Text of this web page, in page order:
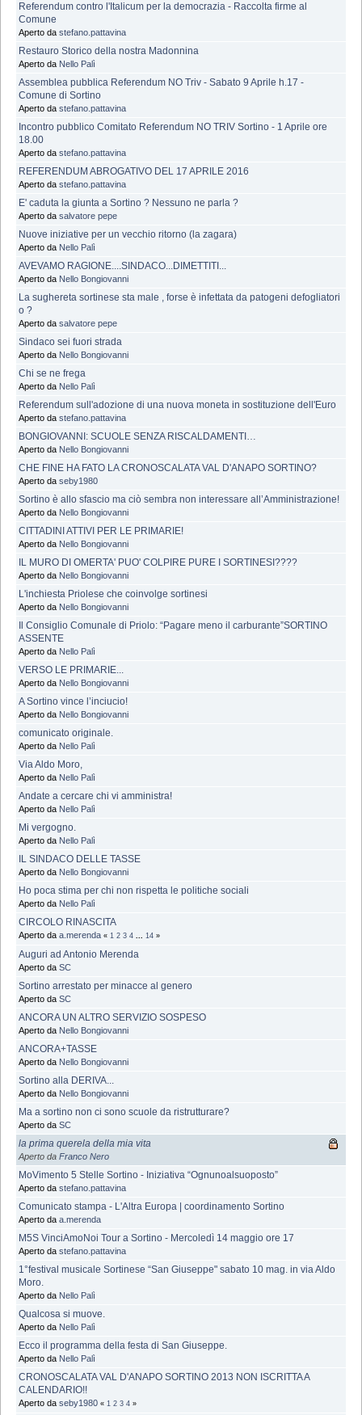
Referendum contro l'Italicum per la democrazia - Raccolta firme al
Comune
Aperto da stefano.pattavina
Restauro Storico della nostra Madonnina
Aperto da Nello Palì
Assemblea pubblica Referendum NO Triv - Sabato 9 Aprile h.17 -
Comune di Sortino
Aperto da stefano.pattavina
Incontro pubblico Comitato Referendum NO TRIV Sortino - 1 Aprile ore
18.00
Aperto da stefano.pattavina
REFERENDUM ABROGATIVO DEL 17 APRILE 2016
Aperto da stefano.pattavina
E' caduta la giunta a Sortino ? Nessuno ne parla ?
Aperto da salvatore pepe
Nuove iniziative per un vecchio ritorno (la zagara)
Aperto da Nello Palì
AVEVAMO RAGIONE....SINDACO...DIMETTITI...
Aperto da Nello Bongiovanni
La sughereta sortinese sta male , forse è infettata da patogeni defogliatori
o ?
Aperto da salvatore pepe
Sindaco sei fuori strada
Aperto da Nello Bongiovanni
Chi se ne frega
Aperto da Nello Palì
Referendum sull'adozione di una nuova moneta in sostituzione dell'Euro
Aperto da stefano.pattavina
BONGIOVANNI: SCUOLE SENZA RISCALDAMENTI…
Aperto da Nello Bongiovanni
CHE FINE HA FATO LA CRONOSCALATA VAL D'ANAPO SORTINO?
Aperto da seby1980
Sortino è allo sfascio ma ciò sembra non interessare all’Amministrazione!
Aperto da Nello Bongiovanni
CITTADINI ATTIVI PER LE PRIMARIE!
Aperto da Nello Bongiovanni
IL MURO DI OMERTA' PUO' COLPIRE PURE I SORTINESI????
Aperto da Nello Bongiovanni
L'inchiesta Priolese che coinvolge sortinesi
Aperto da Nello Bongiovanni
Il Consiglio Comunale di Priolo: “Pagare meno il carburante”SORTINO
ASSENTE
Aperto da Nello Palì
VERSO LE PRIMARIE...
Aperto da Nello Bongiovanni
A Sortino vince l’inciucio!
Aperto da Nello Bongiovanni
comunicato originale.
Aperto da Nello Palì
Via Aldo Moro,
Aperto da Nello Palì
Andate a cercare chi vi amministra!
Aperto da Nello Palì
Mi vergogno.
Aperto da Nello Palì
IL SINDACO DELLE TASSE
Aperto da Nello Bongiovanni
Ho poca stima per chi non rispetta le politiche sociali
Aperto da Nello Palì
CIRCOLO RINASCITA
Aperto da a.merenda « 1 2 3 4 ... 14 »
Auguri ad Antonio Merenda
Aperto da SC
Sortino arrestato per minacce al genero
Aperto da SC
ANCORA UN ALTRO SERVIZIO SOSPESO
Aperto da Nello Bongiovanni
ANCORA+TASSE
Aperto da Nello Bongiovanni
Sortino alla DERIVA...
Aperto da Nello Bongiovanni
Ma a sortino non ci sono scuole da ristrutturare?
Aperto da SC
la prima querela della mia vita
Aperto da Franco Nero
MoVimento 5 Stelle Sortino - Iniziativa “Ognunoalsuoposto”
Aperto da stefano.pattavina
Comunicato stampa - L'Altra Europa | coordinamento Sortino
Aperto da a.merenda
M5S VinciAmoNoi Tour a Sortino - Mercoledì 14 maggio ore 17
Aperto da stefano.pattavina
1°festival musicale Sortinese “San Giuseppe" sabato 10 mag. in via Aldo
Moro.
Aperto da Nello Palì
Qualcosa si muove.
Aperto da Nello Palì
Ecco il programma della festa di San Giuseppe.
Aperto da Nello Palì
CRONOSCALATA VAL D'ANAPO SORTINO 2013 NON ISCRITTA A
CALENDARIO!!
Aperto da seby1980 « 1 2 3 4 »